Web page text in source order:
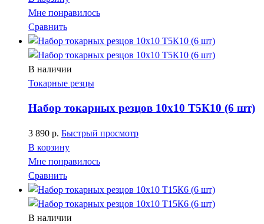
Мне понравилось
Сравнить
В наличии
Токарные резцы
Набор токарных резцов 10х10 Т5К10 (6 шт)
3 890 р. Быстрый просмотр
В корзину
Мне понравилось
Сравнить
В наличии